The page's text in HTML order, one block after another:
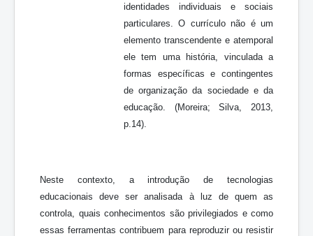
identidades individuais e sociais
particulares. O currículo não é um
elemento transcendente e atemporal
ele tem uma história, vinculada a
formas específicas e contingentes
de organização da sociedade e da
educação. (Moreira; Silva, 2013,
p.14).
Neste contexto, a introdução de tecnologias
educacionais deve ser analisada à luz de quem as
controla, quais conhecimentos são privilegiados e como
essas ferramentas contribuem para reproduzir ou resistir